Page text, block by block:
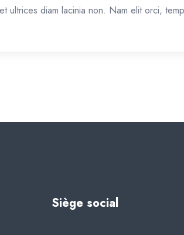
ultrices diam lacinia non. Nam elit orci,
Siège social